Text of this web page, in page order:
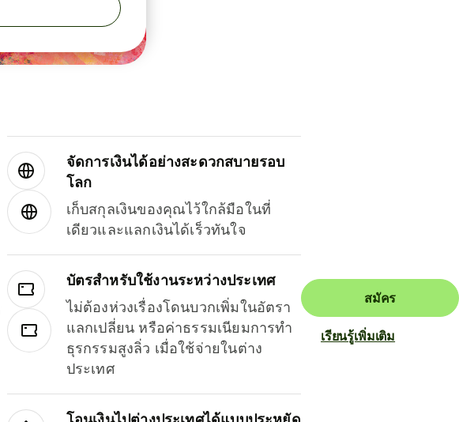
จัดการเงินได้อย่างสะดวกสบายรอบ
โลก
เก็บสกุลเงินของคุณไว้ใกล้มือในที่
เดียวและแลกเงินได้เร็วทันใจ
บัตรสำหรับใช้งานระหว่างประเทศ
ไม่ต้องห่วงเรื่องโดนบวกเพิ่มในอัตรา
แลกเปลี่ยน หรือค่าธรรมเนียมการทำ
ธุรกรรมสูงลิ่ว เมื่อใช้จ่ายในต่าง
ประเทศ
สมัคร
เรียนรู้เพิ่มเติม